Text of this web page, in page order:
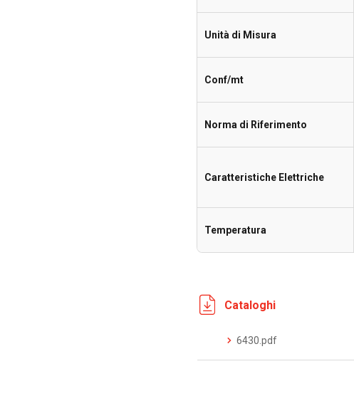
Unità di Misura
Conf/mt
Norma di Riferimento
Caratteristiche Elettriche
Temperatura
Cataloghi
6430.pdf